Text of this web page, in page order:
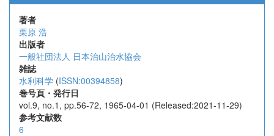
著者
栗原 浩
出版者
一般社団法人 日本治山治水協会
雑誌
水利科学 (ISSN:00394858)
巻号頁・発行日
vol.9, no.1, pp.56-72, 1965-04-01 (Released:2021-11-29)
参考文献数
6